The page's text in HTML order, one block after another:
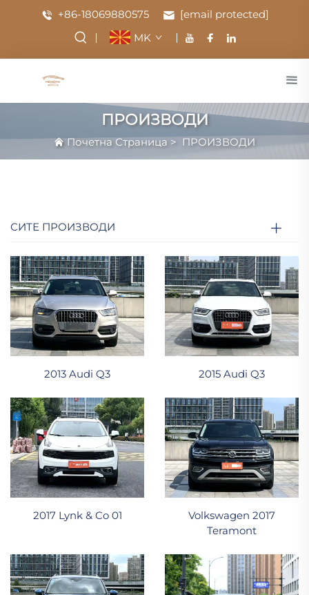
+86-18069880575
[email protected]
MK
ПРОИЗВОДИ
Почетна Страница > ПРОИЗВОДИ
СИТЕ ПРОИЗВОДИ
2013 Audi Q3 2015 Audi Q3
2017 Lynk & Co 01
Volkswagen 2017
Teramont